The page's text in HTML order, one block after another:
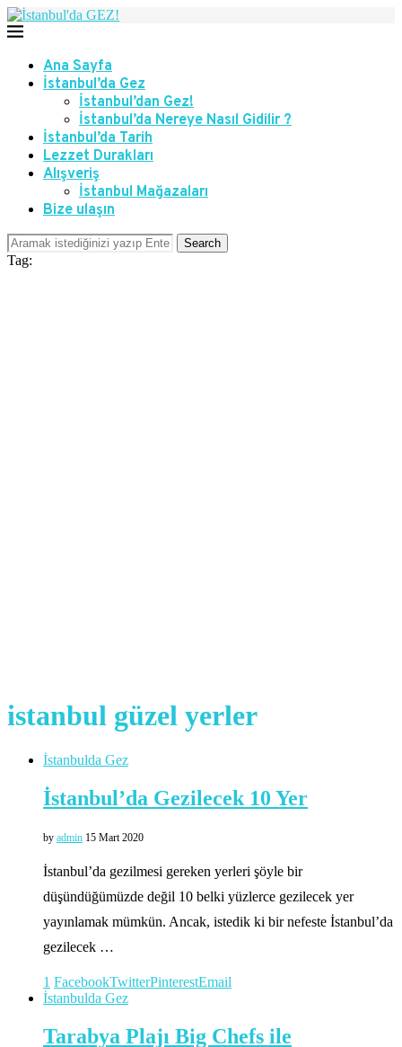
Ana Sayfa
İstanbul’da Gez
İstanbul’dan Gez!
İstanbul’da Nereye Nasıl Gidilir ?
İstanbul’da Tarih
Lezzet Durakları
Alışveriş
İstanbul Mağazaları
Bize ulaşın
Search
Tag:
istanbul güzel yerler
İstanbulda Gez
İstanbul’da Gezilecek 10 Yer
by admin 15 Mart 2020
İstanbul’da gezilmesi gereken yerleri şöyle bir
düşündüğümüzde değil 10 belki yüzlerce gezilecek yer
yayınlamak mümkün. Ancak, istedik ki bir nefeste İstanbul’da
gezilecek …
1 FacebookTwitterPinterestEmail
İstanbulda Gez
Tarabya Plajı Big Chefs ile